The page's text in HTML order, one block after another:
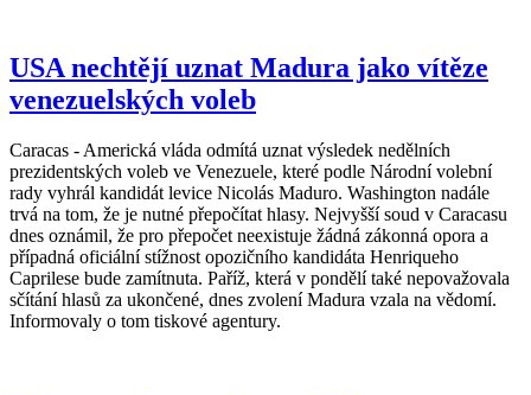
USA nechtějí uznat Madura jako vítěze
venezuelských voleb
Caracas - Americká vláda odmítá uznat výsledek nedělních
prezidentských voleb ve Venezuele, které podle Národní volební
rady vyhrál kandidát levice Nicolás Maduro. Washington nadále
trvá na tom, že je nutné přepočítat hlasy. Nejvyšší soud v Caracasu
dnes oznámil, že pro přepočet neexistuje žádná zákonná opora a
případná oficiální stížnost opozičního kandidáta Henriqueho
Caprilese bude zamítnuta. Paříž, která v pondělí také nepovažovala
sčítání hlasů za ukončené, dnes zvolení Madura vzala na vědomí.
Informovaly o tom tiskové agentury.